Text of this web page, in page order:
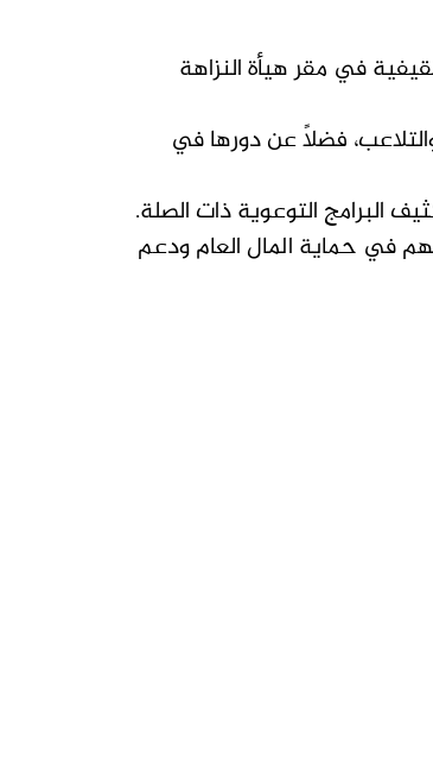
في مقر هيأة النزاهة
فضلاً عن دورها في
البرامج التوعوية ذات الصلة.
في حماية المال العام ودعم